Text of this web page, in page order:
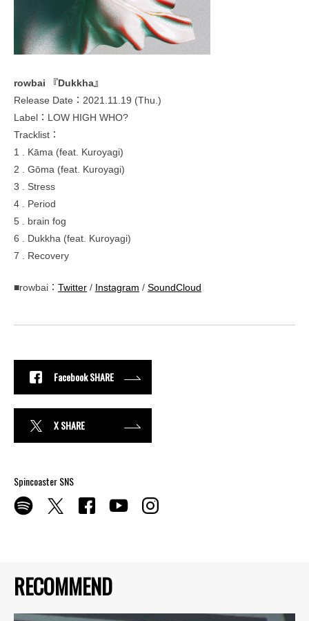
RECOMMEND
rowbai 『Dukkha』
Release Date：2021.11.19 (Thu.)
Label：LOW HIGH WHO?
Tracklist：
1 . Kāma (feat. Kuroyagi)
2 . Gōma (feat. Kuroyagi)
3 . Stress
4 . Period
5 . brain fog
6 . Dukkha (feat. Kuroyagi)
7 . Recovery
■rowbai： Twitter / Instagram / SoundCloud
Facebook SHARE
X SHARE
Spincoaster SNS